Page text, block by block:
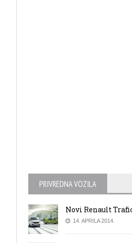
PRIVREDNA VOZILA
Novi Renault
14. APRILA 2014.